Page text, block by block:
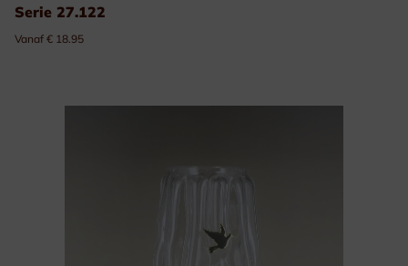
Serie 27.122
Vanaf € 18.95